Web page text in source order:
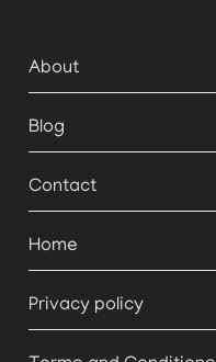
About
Blog
Contact
Home
Privacy policy